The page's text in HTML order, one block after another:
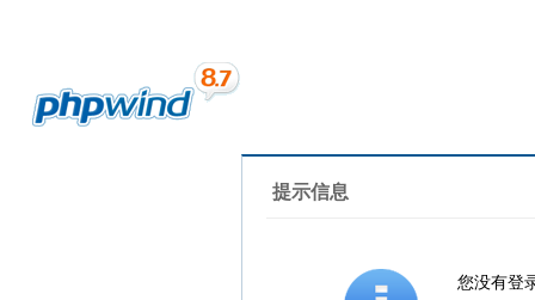
提示信息
您没有登